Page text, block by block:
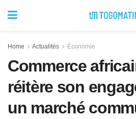
Home Actualités Économie
Commerce
réitère son
un marché